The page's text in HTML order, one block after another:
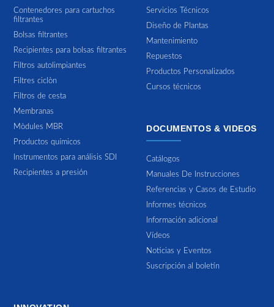
Contenedores para cartuchos
filtrantes
Bolsas filtrantes
Recipientes para bolsas filtrantes
Filtros autolimpiantes
Filtres ciclòn
Filtros de cesta
Membranas
Mòdules MBR
Productos químicos
Instrumentos para análisis SDI
Recipientes a presión
Servicios Técnicos
Diseño de Plantas
Mantenimiento
Repuestos
Productos Personalizados
Cursos técnicos
DOCUMENTOS & VIDEOS
Catálogos
Manuales De Instrucciones
Referencias y Casos de Estudio
Informes técnicos
Información adicional
Vídeos
Noticias y Eventos
Suscripción al boletín